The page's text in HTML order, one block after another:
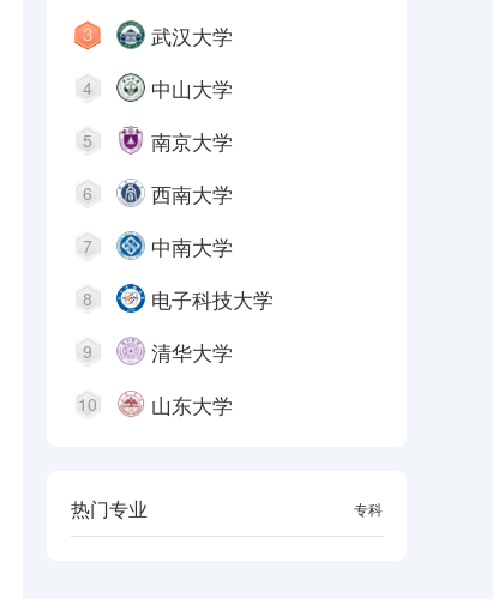
武汉大学
4 中山大学
5 南京大学
6 西南大学
7 中南大学
8 电子科技大学
9 清华大学
10 山东大学
热门专业 专科